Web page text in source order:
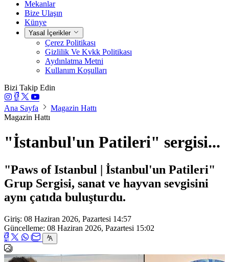
Mekanlar
Bize Ulaşın
Künye
Yasal İçerikler
Çerez Politikası
Gizlilik Ve Kvkk Politikası
Aydınlatma Metni
Kullanım Koşulları
Bizi Takip Edin
Ana Sayfa
Magazin Hattı
Magazin Hattı
"İstanbul'un Patileri" sergisi...
"Paws of Istanbul | İstanbul'un Patileri"
Grup Sergisi, sanat ve hayvan sevgisini
aynı çatıda buluşturdu.
Giriş: 08 Haziran 2026, Pazartesi 14:57
Güncelleme: 08 Haziran 2026, Pazartesi 15:02